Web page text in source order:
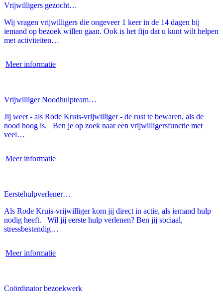
Vrijwilligers gezocht…
Wij vragen vrijwilligers die ongeveer 1 keer in de 14 dagen bij
iemand op bezoek willen gaan. Ook is het fijn dat u kunt wilt helpen
met activiteiten…
Meer informatie
Vrijwilliger Noodhulpteam…
Jij weet - als Rode Kruis-vrijwilliger - de rust te bewaren, als de
nood hoog is. Ben je op zoek naar een vrijwilligersfunctie met
veel…
Meer informatie
Eerstehulpverlener…
Als Rode Kruis-vrijwilliger kom jij direct in actie, als iemand hulp
nodig heeft. Wil jij eerste hulp verlenen? Ben jij sociaal,
stressbestendig…
Meer informatie
Coördinator bezoekwerk